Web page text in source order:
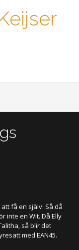
få en själv. Så då
inte en Wit. Då Elly
så blir det
med EAN45.